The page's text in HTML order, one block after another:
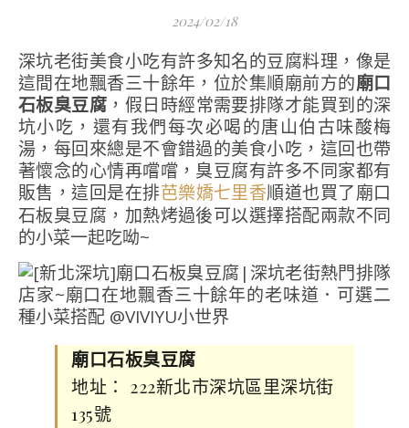
2024/02/18
深坑老街美食小吃有許多知名的豆腐料理，像是
這間在地飄香三十餘年，位於集順廟前方的廟口
石板臭豆腐 ，假日時經常需要排隊才能買到的深
坑小吃，還有我們每次必喝的唐山伯古味酸梅
湯，每回來總是不會錯過的美食小吃，這回也帶
著懷念的心情再嚐嚐，臭豆腐有許多不同家都有
販售，這回是在排芭樂嬌七里香順道也買了廟口
石板臭豆腐，加熱烤過後可以選擇搭配兩款不同
的小菜一起吃呦~
廟口石板臭豆腐
地址： 222新北市深坑區里深坑街
135號